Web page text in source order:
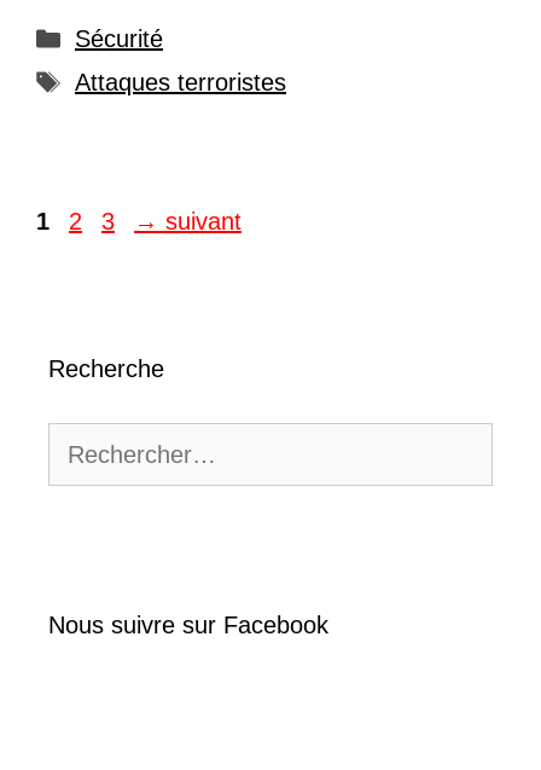
Catégories
Sécurité
Étiquettes
Attaques terroristes
Page
1 Page
2 Page
3 → suivant
Recherche
Nous suivre sur Facebook